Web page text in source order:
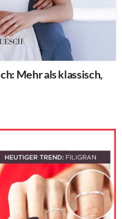
Mehr als klassisch,